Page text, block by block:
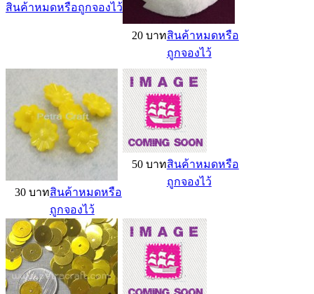
สินค้าหมดหรือถูกจองไว้
20 บาทสินค้าหมดหรือ
ถูกจองไว้
30 บาทสินค้าหมดหรือ
ถูกจองไว้
50 บาทสินค้าหมดหรือ
ถูกจองไว้